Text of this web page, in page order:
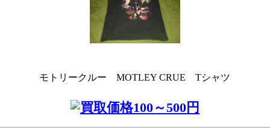
モトリークルー MOTLEY CRUE Tシャツ